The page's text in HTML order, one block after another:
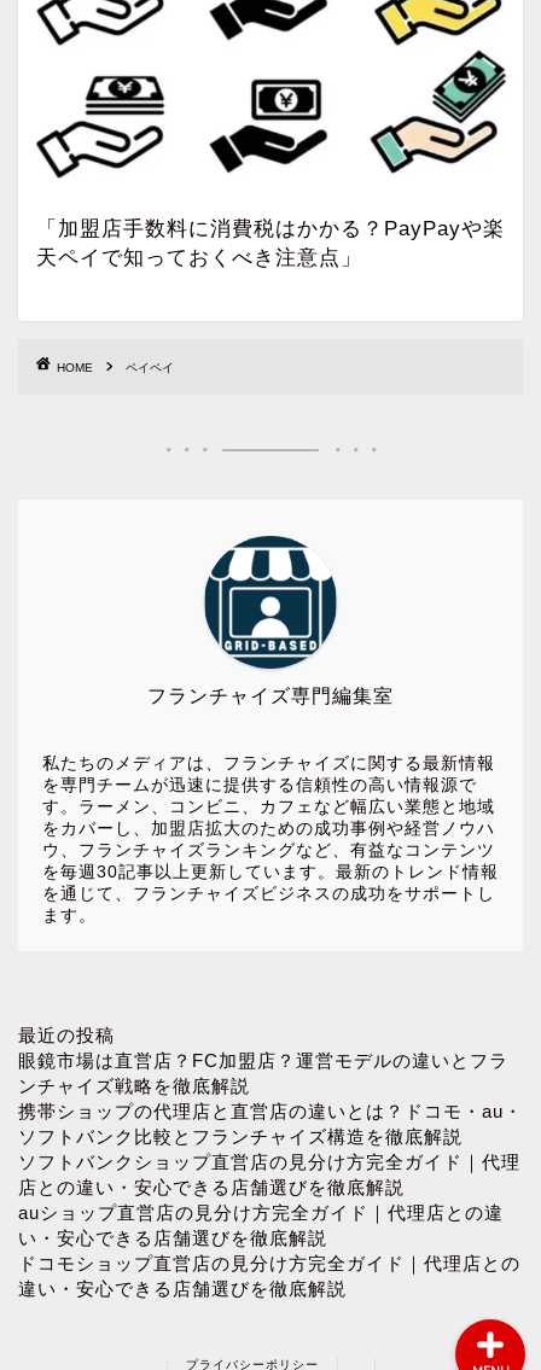
「加盟店手数料に消費税はかかる？PayPayや楽
天ペイで知っておくべき注意点」
HOME ペイペイ
フランチャイズ専門編集室
私たちのメディアは、フランチャイズに関する最新情報
を専門チームが迅速に提供する信頼性の高い情報源で
す。ラーメン、コンビニ、カフェなど幅広い業態と地域
をカバーし、加盟店拡大のための成功事例や経営ノウハ
ウ、フランチャイズランキングなど、有益なコンテンツ
を毎週30記事以上更新しています。最新のトレンド情報
を通じて、フランチャイズビジネスの成功をサポートし
ます。
最近の投稿
眼鏡市場は直営店？FC加盟店？運営モデルの違いとフラ
ンチャイズ戦略を徹底解説
携帯ショップの代理店と直営店の違いとは？ドコモ・au・
ソフトバンク比較とフランチャイズ構造を徹底解説
ソフトバンクショップ直営店の見分け方完全ガイド｜代理
店との違い・安心できる店舗選びを徹底解説
auショップ直営店の見分け方完全ガイド｜代理店との違
い・安心できる店舗選びを徹底解説
ドコモショップ直営店の見分け方完全ガイド｜代理店との
違い・安心できる店舗選びを徹底解説
プライバシーポリシー
お問い合わせ
プロフィール
プライバシーポリシー